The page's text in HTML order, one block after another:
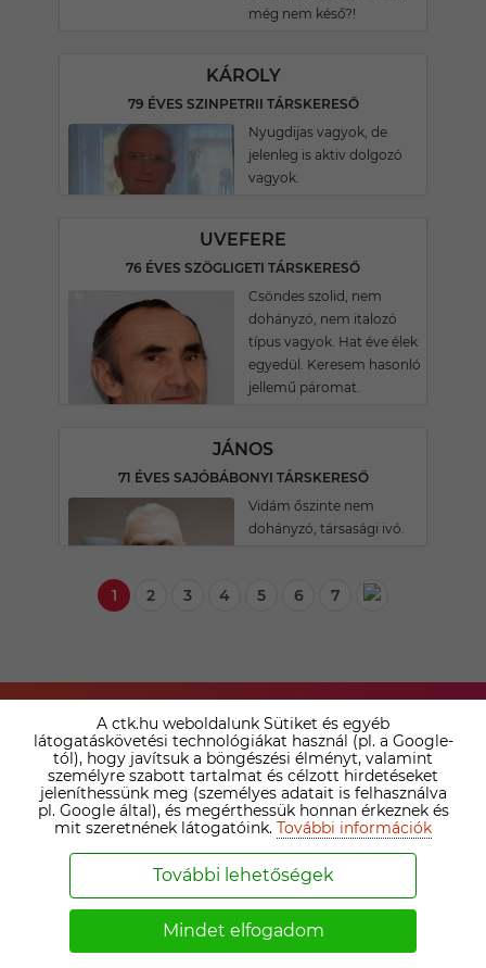
még nem késő?!
KÁROLY
79 ÉVES SZINPETRII TÁRSKERESŐ
Nyugdijas vagyok, de
jelenleg is aktiv dolgozó
vagyok.
UVEFERE
76 ÉVES SZÖGLIGETI TÁRSKERESŐ
Csöndes szolid, nem
dohányzó, nem italozó
típus vagyok. Hat éve élek
egyedül. Keresem hasonló
jellemű páromat.
JÁNOS
71 ÉVES SAJÓBÁBONYI TÁRSKERESŐ
Vidám őszinte nem
dohányzó, társasági ivó.
1 2 3 4 5 6 7
TÁRSKERESŐ
SZOLGÁLTATÁSAINK
ÖSSZEHASONLÍTÁSA ›
Nézd meg az irodai prémium tagság és az online
társkereső tagságok közötti különbséget. Válaszd ki a
A ctk.hu weboldalunk Sütiket és egyéb
látogatáskövetési technológiákat használ (pl. a Google-
tól), hogy javítsuk a böngészési élményt, valamint
személyre szabott tartalmat és célzott hirdetéseket
jeleníthessünk meg (személyes adatait is felhasználva
pl. Google által), és megérthessük honnan érkeznek és
mit szeretnének látogatóink. További információk
További lehetőségek
Mindet elfogadom